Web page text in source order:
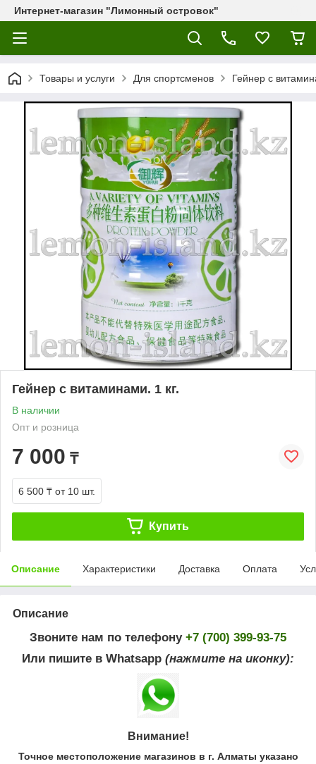
Интернет-магазин "Лимонный островок"
Товары и услуги Для спортсменов Гейнер с
Гейнер с витаминами. 1 кг.
В наличии
Опт и розница
7 000 ₸
6 500 ₸ от 10 шт.
Купить
Описание Характеристики Доставка Оплата
Описание
Звоните нам по телефону +7 (700) 399-93-75
Или пишите в Whatsapp (нажмите на иконку):
Внимание!
Точное местоположение магазинов в г. Алматы указано